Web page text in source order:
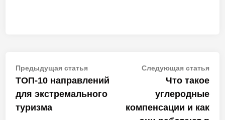
Навигация
по
записям
Предыдущая статьяПредыдущая
статья:
ТОП-10 направлений
для экстремального
туризма
Следующая статья
Что такое
углеродные
компенсации и как